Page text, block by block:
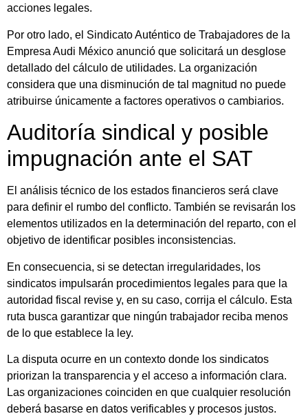
acciones legales.
Por otro lado, el Sindicato Auténtico de Trabajadores de la
Empresa Audi México anunció que solicitará un desglose
detallado del cálculo de utilidades. La organización
considera que una disminución de tal magnitud no puede
atribuirse únicamente a factores operativos o cambiarios.
Auditoría sindical y posible
impugnación ante el SAT
El análisis técnico de los estados financieros será clave
para definir el rumbo del conflicto. También se revisarán los
elementos utilizados en la determinación del reparto, con el
objetivo de identificar posibles inconsistencias.
En consecuencia, si se detectan irregularidades, los
sindicatos impulsarán procedimientos legales para que la
autoridad fiscal revise y, en su caso, corrija el cálculo. Esta
ruta busca garantizar que ningún trabajador reciba menos
de lo que establece la ley.
La disputa ocurre en un contexto donde los sindicatos
priorizan la transparencia y el acceso a información clara.
Las organizaciones coinciden en que cualquier resolución
deberá basarse en datos verificables y procesos justos.